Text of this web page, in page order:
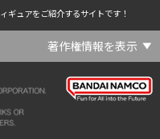
ギュアをご紹介するサイトです！
著作権情報を表示